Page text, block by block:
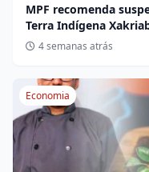
MPF recomenda
Terra Indígena
BR-135
4 semanas atrás
Economia